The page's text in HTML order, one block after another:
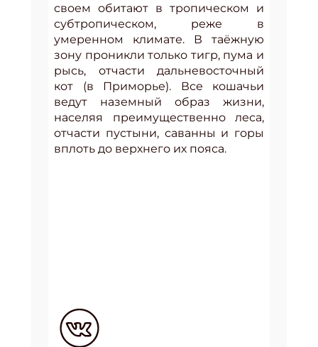
своем обитают в тропическом и
субтропическом, реже в
умеренном климате. В таёжную
зону проникли только тигр, пума и
рысь, отчасти дальневосточный
кот (в Приморье). Все кошачьи
ведут наземный образ жизни,
населяя преимущественно леса,
отчасти пустыни, саванны и горы
вплоть до верхнего их пояса.